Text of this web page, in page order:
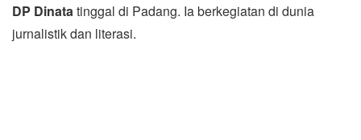
DP Dinatatinggal di Padang. Ia berkegiatan di dunia
jurnalistik dan literasi.